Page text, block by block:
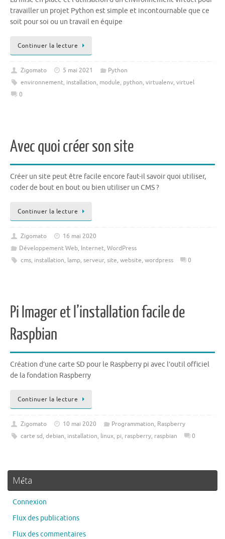
travailler un projet Python est simple et incontournable que ce
soit pour soi ou un travail en équipe
Continuer la lecture
Zigomato 5 mai 2021
Python
environnement, installation, module, python, virtualenv, virtuel
0
Avec quoi créer son site
Créer un site peut être facile encore faut-il savoir quoi utiliser,
coder de bout en bout ou bien utiliser un CMS ?
Continuer la lecture
Zigomato
16 mai 2020
Développement Web, Internet, WordPress
cms, installation, lamp, serveur, site, website, wordpress 0
Pi Imager et l’installation facile de
Raspbian
Création d’une carte SD pour le Raspberry pi avec l’outil officiel
de la fondation Raspberry
Continuer la lecture
Zigomato 10 mai 2020 Programmation, Raspberry
carte sd, debian, installation, linux, pi, raspberry, raspbian 0
Méta
Connexion
Flux des publications
Flux des commentaires